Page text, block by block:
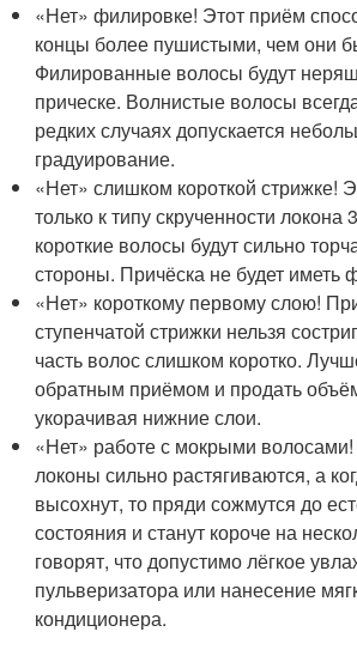
«Нет» филировке! Этот приём
концы более пушистыми, чем они
Филированные волосы будут
прическе. Волнистые волосы
редких случаях допускается
градуирование.
«Нет» слишком короткой стрижке!
только к типу скрученности
короткие волосы будут сильно
стороны. Причёска не будет иметь
«Нет» короткому первому слою!
ступенчатой стрижки нельзя
часть волос слишком коротко.
обратным приёмом и продать
укорачивая нижние слои.
«Нет» работе с мокрыми волосами!
локоны сильно растягиваются, а
высохнут, то пряди сожмутся до
состояния и станут короче на
говорят, что допустимо лёгкое
пульверизатора или нанесение
кондиционера.